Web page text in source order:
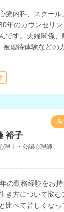
療内科、スクール
年のカウンセリ
です。夫婦関係、
虐待体験などの
裕子
理士・公認心理師
の勤務経験をお
き方について悩
比べて苦しくな